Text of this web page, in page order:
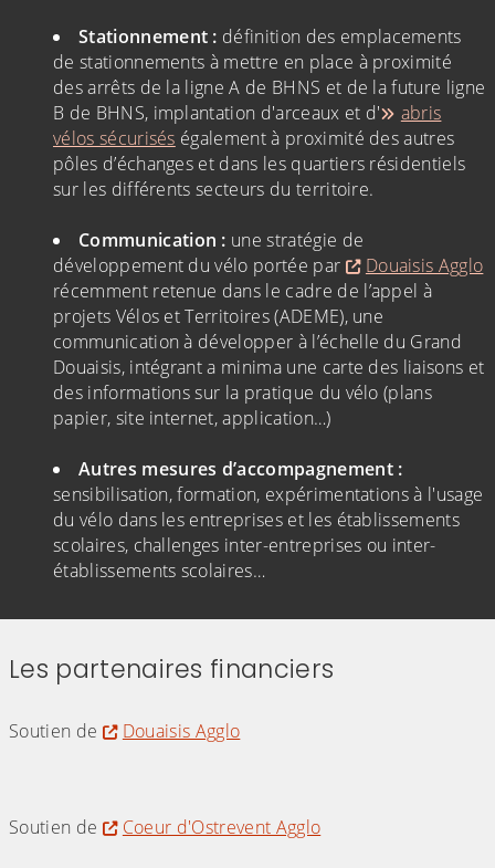
Stationnement : définition des emplacements
de stationnements à mettre en place à proximité
des arrêts de la ligne A de BHNS et de la future ligne
B de BHNS, implantation d'arceaux et d'
abris
vélos sécurisés également à proximité des autres
pôles d’échanges et dans les quartiers résidentiels
sur les différents secteurs du territoire.
Communication : une stratégie de
développement du vélo portée par
Douaisis Agglo
récemment retenue dans le cadre de l’appel à
projets Vélos et Territoires (ADEME), une
communication à développer à l’échelle du Grand
Douaisis, intégrant a minima une carte des liaisons et
des informations sur la pratique du vélo (plans
papier, site internet, application…)
Autres mesures d’accompagnement :
sensibilisation, formation, expérimentations à l'usage
du vélo dans les entreprises et les établissements
scolaires, challenges inter-entreprises ou inter-
établissements scolaires…
Les partenaires financiers
Soutien de
Douaisis Agglo
Soutien de
Coeur d'Ostrevent Agglo